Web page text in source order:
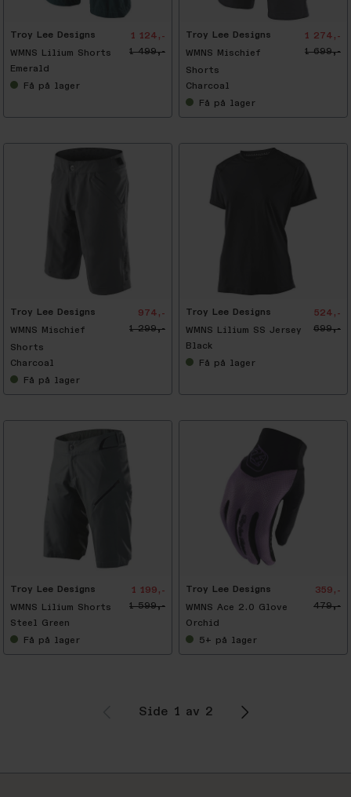
Troy Lee Designs
WMNS Lilium Shorts
1 124,-
1 499,-
Emerald
Få på lager
Troy Lee Designs
WMNS Mischief
Shorts
1 274,-
1 699,-
Charcoal
Få på lager
Troy Lee Designs
WMNS Mischief
Shorts
974,-
1 299,-
Charcoal
Få på lager
Troy Lee Designs
WMNS Lilium SS Jersey
524,-
699,-
Black
Få på lager
Troy Lee Designs
WMNS Lilium Shorts
1 199,-
1 599,-
Steel Green
Få på lager
Troy Lee Designs
WMNS Ace 2.0 Glove
359,-
479,-
Orchid
5+ på lager
Side 1 av 2